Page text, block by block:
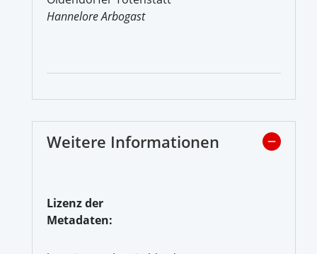
Hannelore Arbogast
Weitere Informationen
Lizenz der
Metadaten: